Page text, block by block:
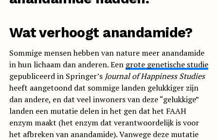
Wat verhoogt anandamide?
Sommige mensen hebben van nature meer anandamide
in hun lichaam dan anderen. Een grote genetische studie
gepubliceerd in Springer’s Journal of Happiness Studies
heeft aangetoond dat sommige landen gelukkiger zijn
dan andere, en dat veel inwoners van deze “gelukkige”
landen een mutatie delen in het gen dat het FAAH
enzym maakt (het enzym dat verantwoordelijk is voor
het afbreken van anandamide). Vanwege deze mutatie